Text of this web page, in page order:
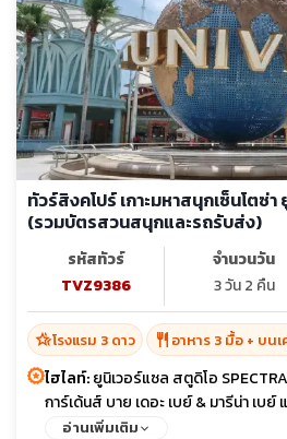
ทัวร์สิงคโปร์ เกาะมหาสนุกเซ็นโตซ่
(รวมบัตรสวนสนุกและรถรับส่ง)
รหัสทัวร์
TVZ9386
จำนวนวัน
3 วัน 2 คืน
hotel_classโรงแรม 3 ดาว restaurant อาหาร 3 มื้อ + บน
ไฮไลท์:ยูนิเวอร์แซล สตูดิโอ
การ์เด้นส์ บาย เดอะ เบย์ & มารีน่า เบ
น้ำพุจีเวล น้ำพุแห่งความมั่งคั่ง
อ่านเพิ่มเติม